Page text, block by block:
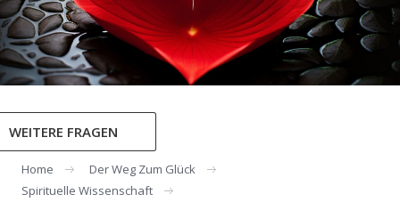
WEITERE FRAGEN
Home
Der Weg Zum Glück
Spirituelle Wissenschaft